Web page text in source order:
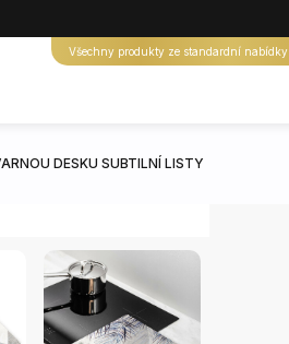
Všechny produkty ze standardní nabídky
DESKU SUBTILNÍ LISTY